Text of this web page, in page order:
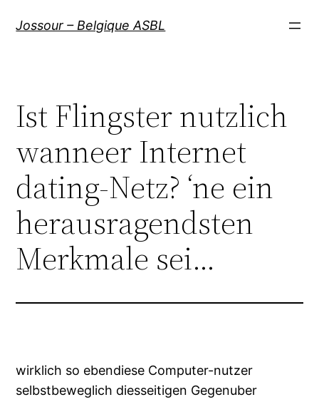
Jossour – Belgique ASBL
Ist Flingster nutzlich
wanneer Internet
dating-Netz? ‘ne ein
herausragendsten
Merkmale sei…
wirklich so ebendiese Computer-nutzer
selbstbeweglich diesseitigen Gegenuber